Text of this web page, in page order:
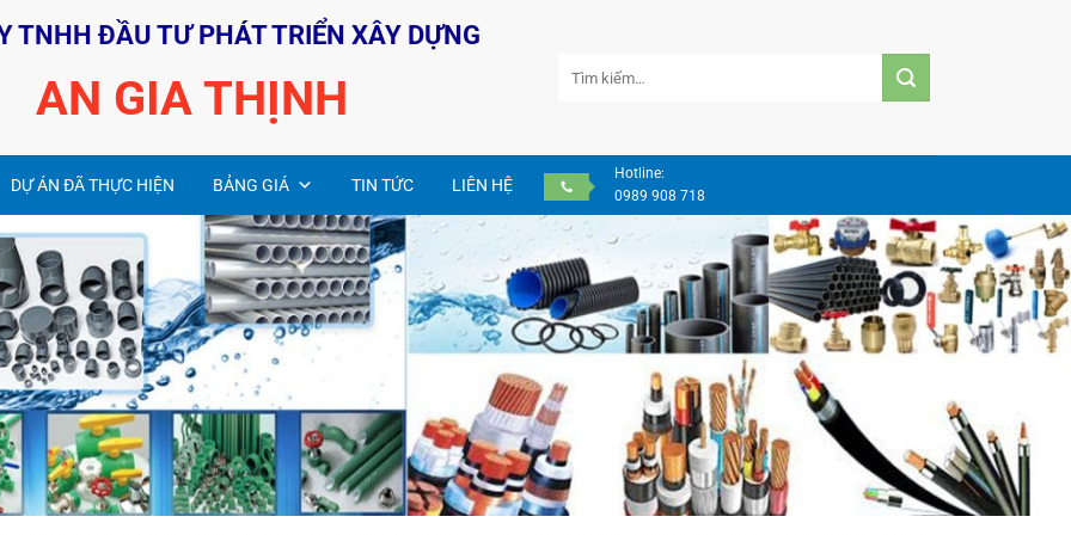
TNHH ĐẦU TƯ PHÁT TRIỂN XÂY DỰNG
AN GIA THỊNH
kiếm:
DỰ ÁN ĐÃ THỰC HIỆN BẢNG GIÁ TIN TỨC LIÊN HỆ
Hotline:
0989 908 718